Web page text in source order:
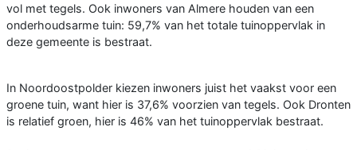
vol met tegels. Ook inwoners van Almere houden van een
onderhoudsarme tuin: 59,7% van het totale tuinoppervlak in
deze gemeente is bestraat.
In Noordoostpolder kiezen inwoners juist het vaakst voor een
groene tuin, want hier is 37,6% voorzien van tegels. Ook Dronten
is relatief groen, hier is 46% van het tuinoppervlak bestraat.